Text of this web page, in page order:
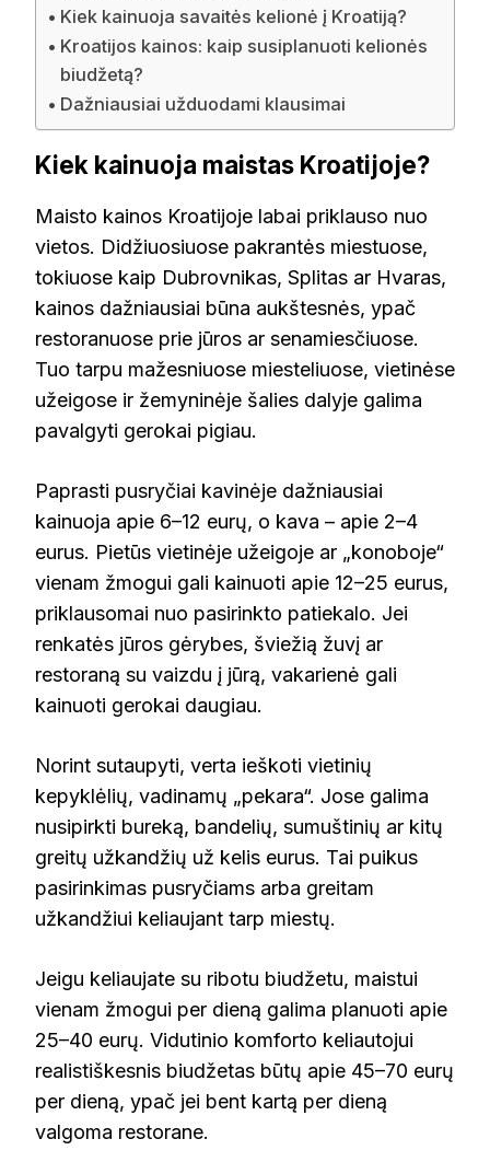
Kiek kainuoja savaitės kelionė į Kroatiją?
Kroatijos kainos: kaip susiplanuoti kelionės
biudžetą?
Dažniausiai užduodami klausimai
Kiek kainuoja maistas Kroatijoje?
Maisto kainos Kroatijoje labai priklauso nuo
vietos. Didžiuosiuose pakrantės miestuose,
tokiuose kaip Dubrovnikas, Splitas ar Hvaras,
kainos dažniausiai būna aukštesnės, ypač
restoranuose prie jūros ar senamiesčiuose.
Tuo tarpu mažesniuose miesteliuose, vietinėse
užeigose ir žemyninėje šalies dalyje galima
pavalgyti gerokai pigiau.
Paprasti pusryčiai kavinėje dažniausiai
kainuoja apie 6–12 eurų, o kava – apie 2–4
eurus. Pietūs vietinėje užeigoje ar „konoboje“
vienam žmogui gali kainuoti apie 12–25 eurus,
priklausomai nuo pasirinkto patiekalo. Jei
renkatės jūros gėrybes, šviežią žuvį ar
restoraną su vaizdu į jūrą, vakarienė gali
kainuoti gerokai daugiau.
Norint sutaupyti, verta ieškoti vietinių
kepyklėlių, vadinamų „pekara“. Jose galima
nusipirkti bureką, bandelių, sumuštinių ar kitų
greitų užkandžių už kelis eurus. Tai puikus
pasirinkimas pusryčiams arba greitam
užkandžiui keliaujant tarp miestų.
Jeigu keliaujate su ribotu biudžetu, maistui
vienam žmogui per dieną galima planuoti apie
25–40 eurų. Vidutinio komforto keliautojui
realistiškesnis biudžetas būtų apie 45–70 eurų
per dieną, ypač jei bent kartą per dieną
valgoma restorane.